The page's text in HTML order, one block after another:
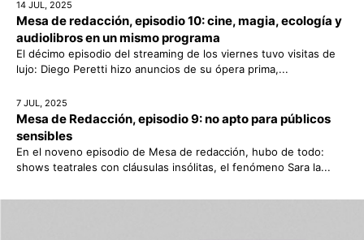
14 JUL, 2025
Mesa de redacción, episodio 10: cine, magia, ecología y
audiolibros en un mismo programa
El décimo episodio del streaming de los viernes tuvo visitas de
lujo: Diego Peretti hizo anuncios de su ópera prima,...
7 JUL, 2025
Mesa de Redacción, episodio 9: no apto para públicos
sensibles
En el noveno episodio de Mesa de redacción, hubo de todo:
shows teatrales con cláusulas insólitas, el fenómeno Sara la...